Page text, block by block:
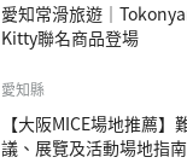
愛知常滑旅遊｜
Kitty聯名商品登場
愛知縣
【大阪MICE場地推薦
議、展覽及活動場地指南